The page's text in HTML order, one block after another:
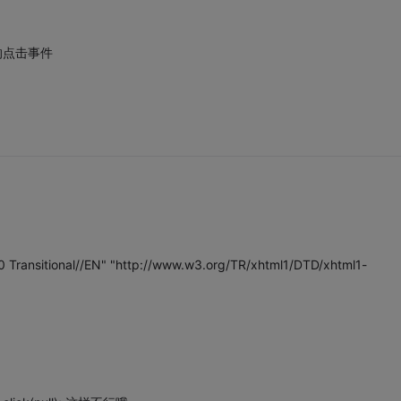
击事件
Transitional//EN" "http://www.w3.org/TR/xhtml1/DTD/xhtml1-